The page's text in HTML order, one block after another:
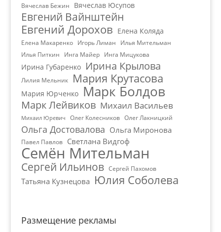
Вячеслав Бежин Вячеслав Юсупов
Евгений Вайнштейн
Евгений Дорохов Елена Коляда
Елена Макаренко Игорь Лиман
Илья Мительман
Илья Питкин
Инга Майер Инга Мицукова
Ирина Губаренко Ирина Крылова
Лилия Мельник Мария Крутасова
Мария Юрченко Марк Болдов
Марк Лейвиков Михаил Васильев
Михаил Юревич Олег Колесников Олег Лакницкий
Ольга Достовалова Ольга Миронова
Павел Павлов Светлана Видгоф
Семён Мительман
Сергей Ильинов Сергей Пахомов
Татьяна Кузнецова Юлия Соболева
Размещение рекламы